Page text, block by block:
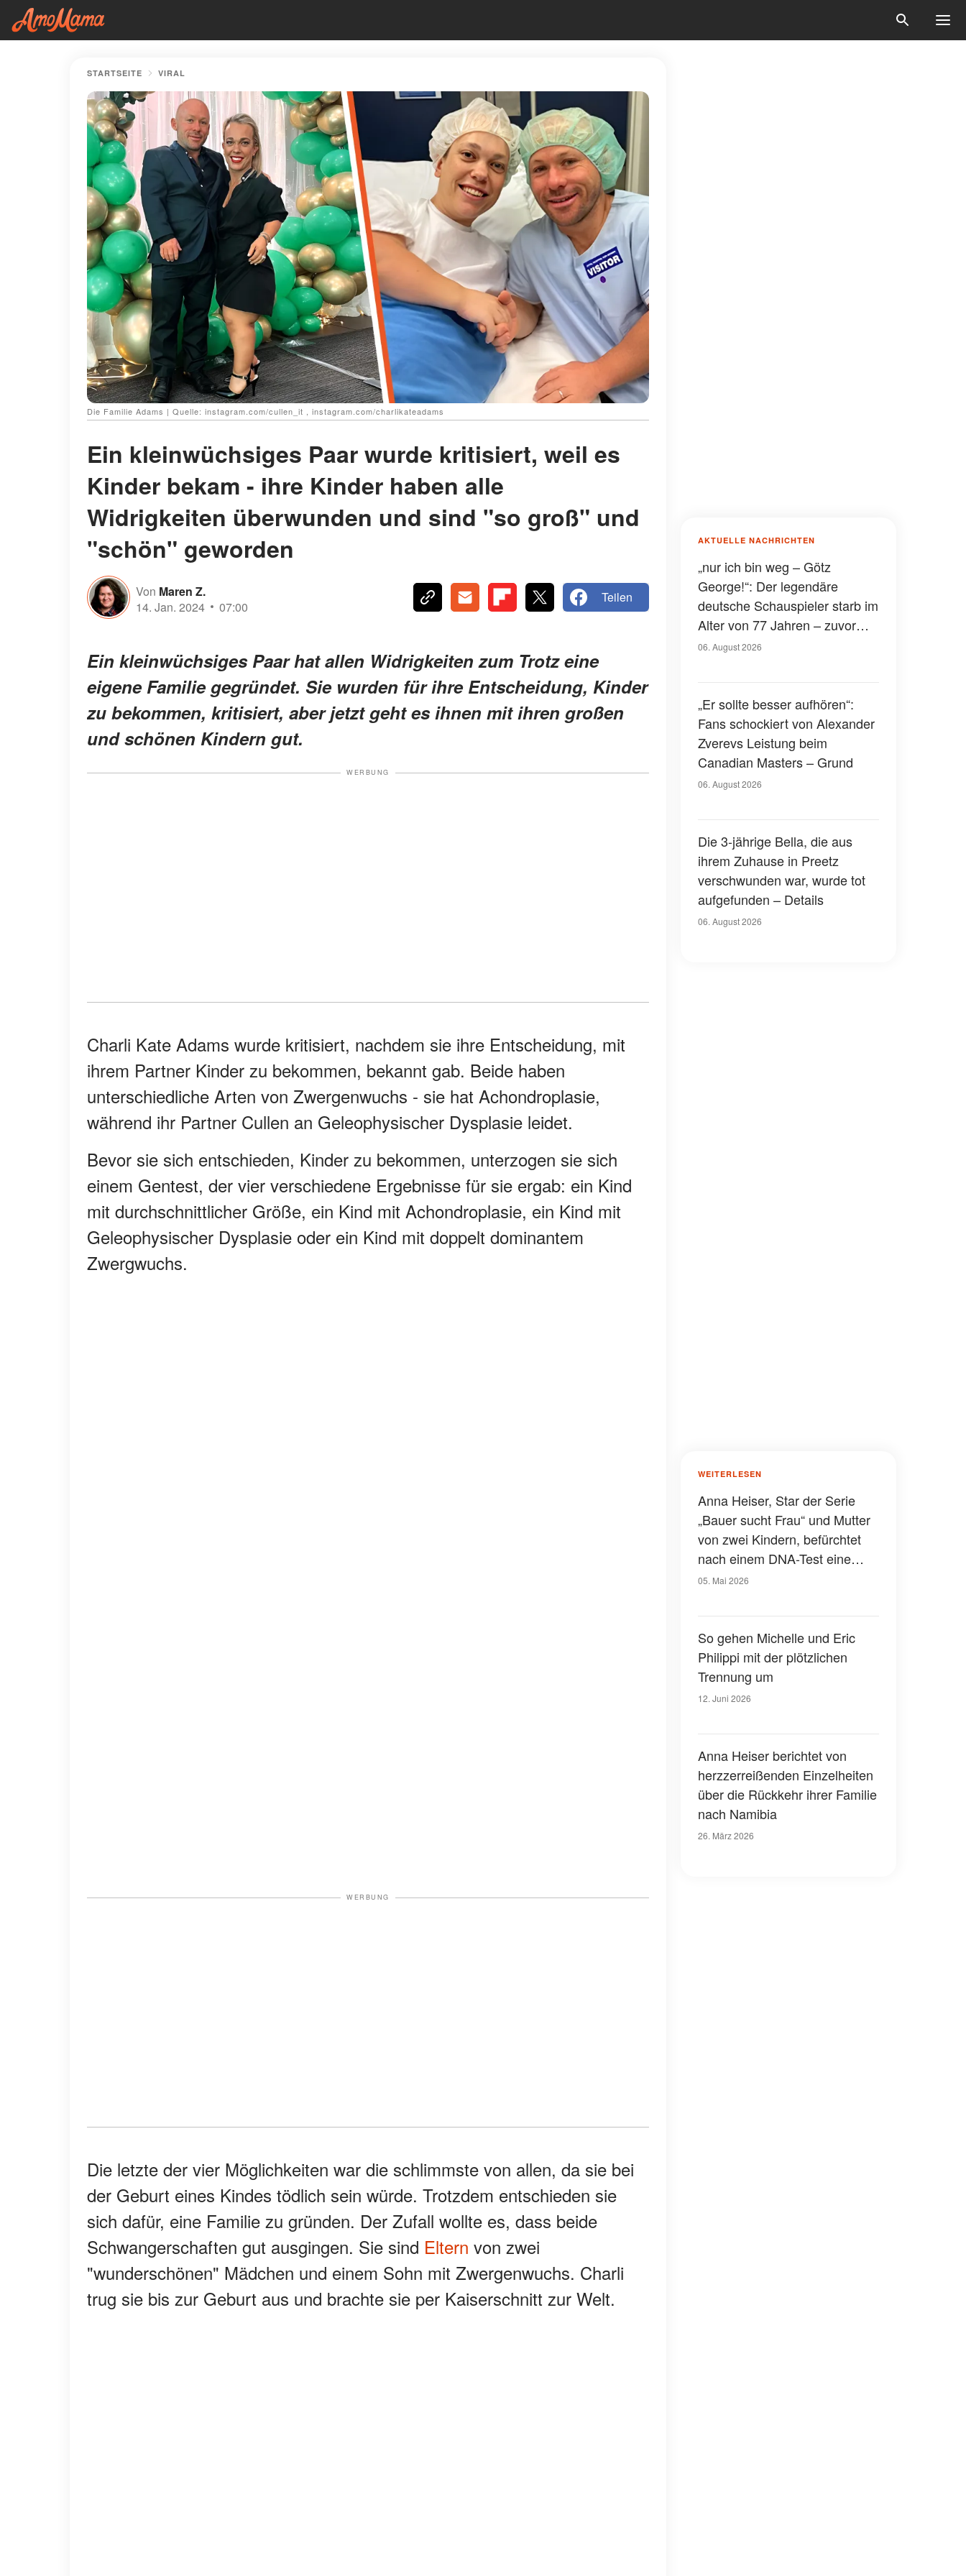
STARTSEITE VIRAL
Die Familie Adams | Quelle: instagram.com/cullen_it , instagram.com/charlikateadams
Ein kleinwüchsiges Paar wurde kritisiert, weil es
Kinder bekam - ihre Kinder haben alle
Widrigkeiten überwunden und sind "so groß" und
"schön" geworden
Von Maren Z.
14. Jan. 2024
07:00
Teilen
Ein kleinwüchsiges Paar hat allen Widrigkeiten zum Trotz eine
eigene Familie gegründet. Sie wurden für ihre Entscheidung, Kinder
zu bekommen, kritisiert, aber jetzt geht es ihnen mit ihren großen
und schönen Kindern gut.
WERBUNG
Charli Kate Adams wurde kritisiert, nachdem sie ihre Entscheidung, mit
ihrem Partner Kinder zu bekommen, bekannt gab. Beide haben
unterschiedliche Arten von Zwergenwuchs - sie hat Achondroplasie,
während ihr Partner Cullen an Geleophysischer Dysplasie leidet.
Bevor sie sich entschieden, Kinder zu bekommen, unterzogen sie sich
einem Gentest, der vier verschiedene Ergebnisse für sie ergab: ein Kind
mit durchschnittlicher Größe, ein Kind mit Achondroplasie, ein Kind mit
Geleophysischer Dysplasie oder ein Kind mit doppelt dominantem
Zwergwuchs.
WERBUNG
Die letzte der vier Möglichkeiten war die schlimmste von allen, da sie bei
der Geburt eines Kindes tödlich sein würde. Trotzdem entschieden sie
sich dafür, eine Familie zu gründen. Der Zufall wollte es, dass beide
Schwangerschaften gut ausgingen. Sie sind Eltern von zwei
"wunderschönen" Mädchen und einem Sohn mit Zwergenwuchs. Charli
trug sie bis zur Geburt aus und brachte sie per Kaiserschnitt zur Welt.
AKTUELLE NACHRICHTEN
„nur ich bin weg – Götz
George!“: Der legendäre
deutsche Schauspieler starb im
Alter von 77 Jahren – zuvor
hatte er über seinen eigenen
06. August 2026
„Er sollte besser aufhören“:
Fans schockiert von Alexander
Zverevs Leistung beim
Canadian Masters – Grund
06. August 2026
Die 3-jährige Bella, die aus
ihrem Zuhause in Preetz
verschwunden war, wurde tot
aufgefunden – Details
06. August 2026
WEITERLESEN
Anna Heiser, Star der Serie
„Bauer sucht Frau“ und Mutter
von zwei Kindern, befürchtet
nach einem DNA-Test eine
mögliche Krebsdiagnose
05. Mai 2026
So gehen Michelle und Eric
Philippi mit der plötzlichen
Trennung um
12. Juni 2026
Anna Heiser berichtet von
herzzerreißenden Einzelheiten
über die Rückkehr ihrer Familie
nach Namibia
26. März 2026